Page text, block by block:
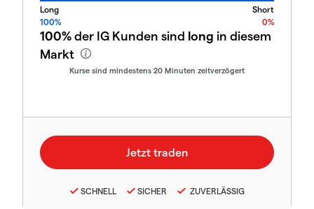
Long
Short
100%
0%
100%der IG Kunden sind long in diesem
Markt
Kurse sind mindestens 20 Minuten zeitverzögert
SCHNELL SICHER ZUVERLÄSSIG